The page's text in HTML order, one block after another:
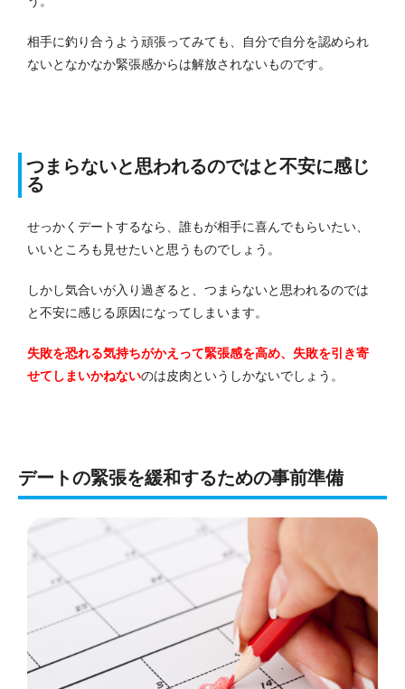
相手に釣り合うよう頑張ってみても、自分で自分を認められ
ないとなかなか緊張感からは解放されないものです。
つまらないと思われるのではと不安に感じ
る
せっかくデートするなら、誰もが相手に喜んでもらいたい、
いいところも見せたいと思うものでしょう。
しかし気合いが入り過ぎると、つまらないと思われるのでは
と不安に感じる原因になってしまいます。
失敗を恐れる気持ちがかえって緊張感を高め、失敗を引き寄
せてしまいかねないのは皮肉というしかないでしょう。
デートの緊張を緩和するための事前準備